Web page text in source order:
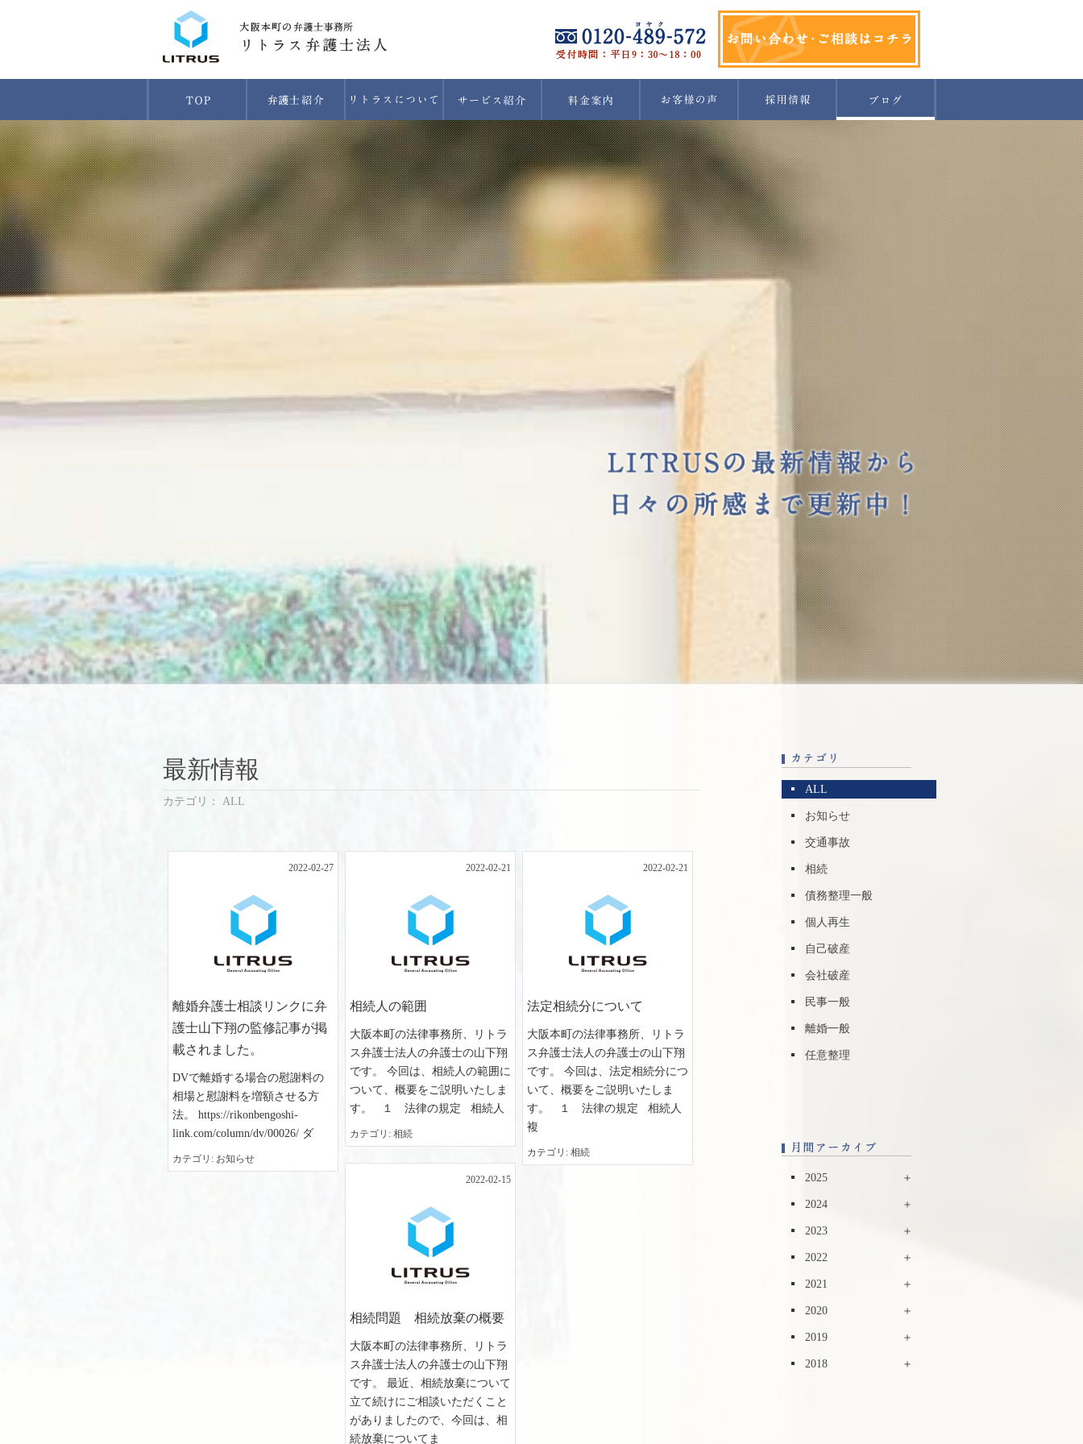
最新情報
カテゴリ： ALL
2022-02-27
離婚弁護士相談リンクに弁
護士山下翔の監修記事が掲
載されました。
DVで離婚する場合の慰謝料の
相場と慰謝料を増額させる方
法。 https://rikonbengoshi-
link.com/column/dv/00026/ ダ
カテゴリ お知らせ
2022-02-21
相続人の範囲
大阪本町の法律事務所、リトラ
ス弁護士法人の弁護士の山下翔
です。 今回は、相続人の範囲に
ついて、概要をご説明いたしま
す。 １ 法律の規定 相続人
カテゴリ 相続
2022-02-21
法定相続分について
大阪本町の法律事務所、リトラ
ス弁護士法人の弁護士の山下翔
です。 今回は、法定相続分につ
いて、概要をご説明いたしま
す。 １ 法律の規定 相続人
複
カテゴリ 相続
2022-02-15
相続問題 相続放棄の概要
大阪本町の法律事務所、リトラ
ス弁護士法人の弁護士の山下翔
です。 最近、相続放棄について
立て続けにご相談いただくこと
がありましたので、今回は、相
続放棄についてま
ALL
お知らせ
交通事故
相続
債務整理一般
個人再生
自己破産
会社破産
民事一般
離婚一般
任意整理
2025
2024
2023
2022
2021
2020
2019
2018